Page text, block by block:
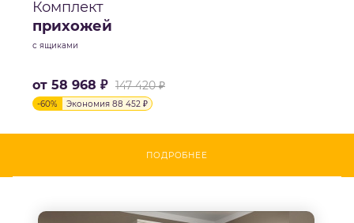
Комплект
прихожей
с ящиками
от 58 968 ₽ 147 420 ₽
-60% Экономия 88 452 ₽
ПОДРОБНЕЕ